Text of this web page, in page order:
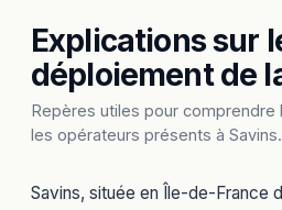
Explications sur
déploiement de
Repères utiles pour
les opérateurs présents à Savins.
Savins, située en Île-de-France